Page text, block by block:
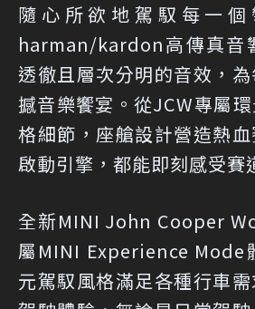
隨心所欲地駕馭每一
harman/kardon高傳真音
透徹且層次分明的音效，
撼音樂饗宴。從JCW專屬
格細節，座艙設計營造熱
啟動引擎，都能即刻感受賽
全新MINI John Cooper
屬MINI Experience Mode
元駕馭風格滿足各種行車